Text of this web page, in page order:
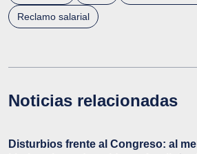
Reclamo salarial
Noticias relacionadas
Disturbios frente al Congreso: al